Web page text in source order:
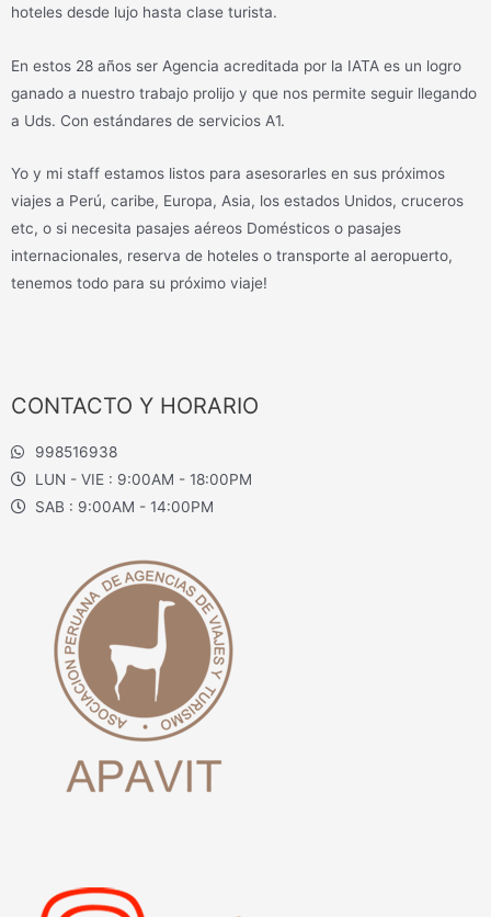
hoteles desde lujo hasta clase turista.
En estos 28 años ser Agencia acreditada por la IATA es un logro
ganado a nuestro trabajo prolijo y que nos permite seguir llegando
a Uds. Con estándares de servicios A1.
Yo y mi staff estamos listos para asesorarles en sus próximos
viajes a Perú, caribe, Europa, Asia, los estados Unidos, cruceros
etc, o si necesita pasajes aéreos Domésticos o pasajes
internacionales, reserva de hoteles o transporte al aeropuerto,
tenemos todo para su próximo viaje!
CONTACTO Y HORARIO
998516938
LUN - VIE : 9:00AM - 18:00PM
SAB : 9:00AM - 14:00PM